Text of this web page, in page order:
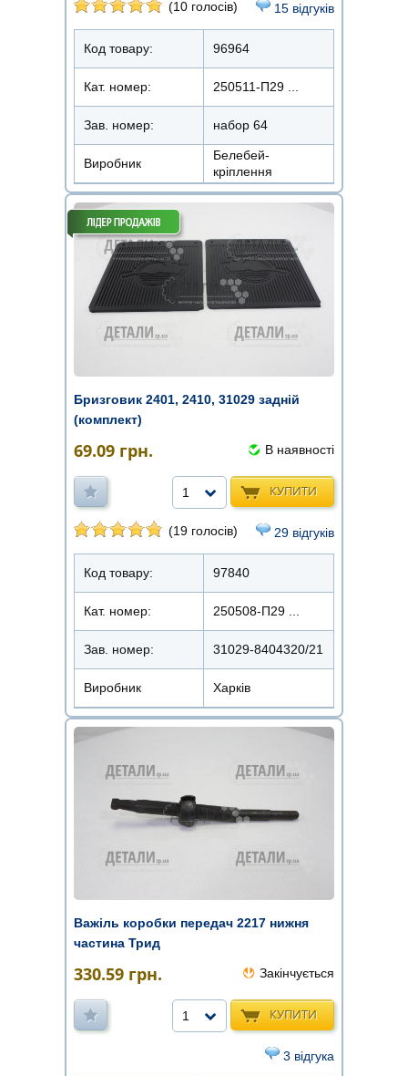
(10 голосів) 15 відгуків
Код товару: 96964
Кат. номер: 250511-П29 ...
Зав. номер: набор 64
Виробник
Белебей-
кріплення
Бризговик 2401, 2410, 31029 задній
(комплект)
69.09 грн. В наявності
КУПИТИ
1
(19 голосів) 29 відгуків
Код товару: 97840
Кат. номер: 250508-П29 ...
Зав. номер: 31029-8404320/21
Виробник Харків
Важіль коробки передач 2217 нижня
частина Трид
330.59 грн. Закінчується
КУПИТИ
1
3 відгука